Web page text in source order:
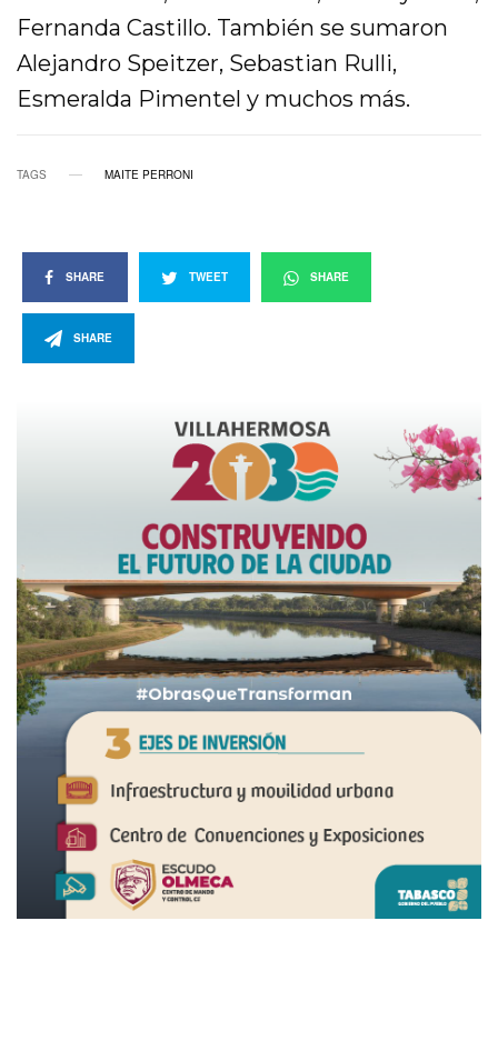
Fernanda Castillo. También se sumaron
Alejandro Speitzer, Sebastian Rulli,
Esmeralda Pimentel y muchos más.
TAGS MAITE PERRONI
SHARE TWEET SHARE
SHARE